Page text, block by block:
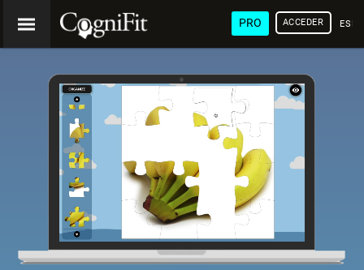
PRO ACCEDER